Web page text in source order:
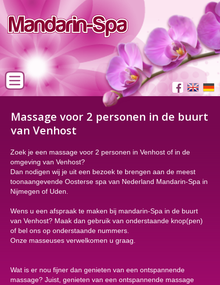
Massage voor 2 personen in de buurt
van Venhost
Zoek je een massage voor 2 personen in Venhost of in de
omgeving van Venhost?
Dan nodigen wij je uit een bezoek te brengen aan de meest
toonaangevende Oosterse spa van Nederland Mandarin-Spa in
Nijmegen of Uden.
Wens u een afspraak te maken bij mandarin-Spa in de buurt
van Venhost? Maak dan gebruik van onderstaande knop(pen)
of bel ons op onderstaande nummers.
Onze masseuses verwelkomen u graag.
Wat is er nou fijner dan genieten van een ontspannende
massage? Juist, genieten van een ontspannende massage